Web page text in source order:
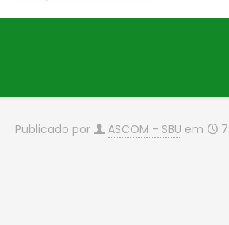
Publicado por ASCOM - SBU em